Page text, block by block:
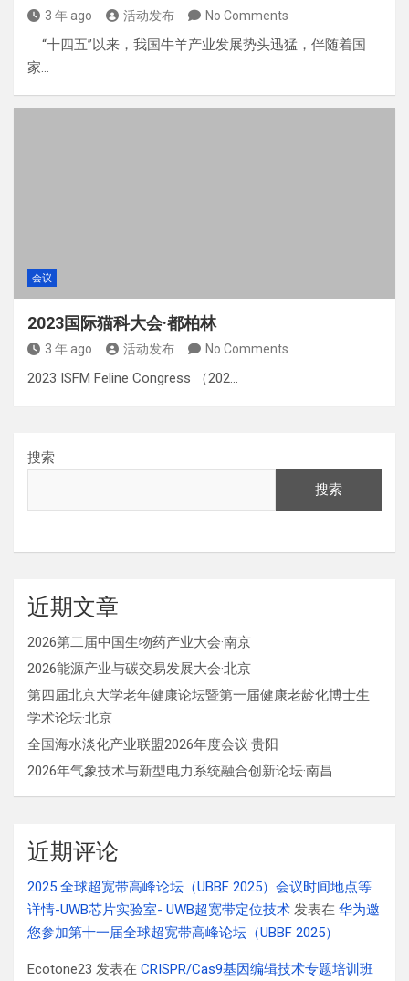
3 年 ago 活动发布 No Comments
“十四五”以来，我国牛羊产业发展势头迅猛，伴随着国
家…
会议
2023国际猫科大会·都柏林
3 年 ago 活动发布 No Comments
2023 ISFM Feline Congress （202…
搜索
搜索
近期文章
2026第二届中国生物药产业大会·南京
2026能源产业与碳交易发展大会·北京
第四届北京大学老年健康论坛暨第一届健康老龄化博士生
学术论坛·北京
全国海水淡化产业联盟2026年度会议·贵阳
2026年气象技术与新型电力系统融合创新论坛·南昌
近期评论
2025 全球超宽带高峰论坛（UBBF 2025）会议时间地点等
详情-UWB芯片实验室- UWB超宽带定位技术 发表在 华为邀
您参加第十一届全球超宽带高峰论坛（UBBF 2025）
Ecotone23 发表在 CRISPR/Cas9基因编辑技术专题培训班